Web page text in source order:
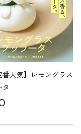
番人気】レモングラス
タ